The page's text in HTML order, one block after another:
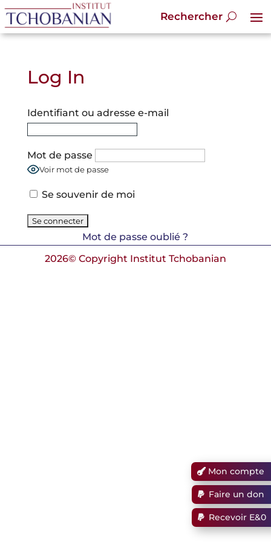
Log In
Identifiant ou adresse e-mail
Mot de passe
Voir mot de passe
Se souvenir de moi
Mot de passe oublié ?
2026© Copyright Institut Tchobanian
Mon compte
Faire un don
Recevoir E&0